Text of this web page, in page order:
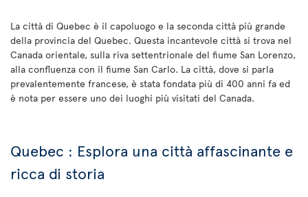
La città di Quebec è il capoluogo e la seconda città più grande
della provincia del Quebec. Questa incantevole città si trova nel
Canada orientale, sulla riva settentrionale del fiume San Lorenzo,
alla confluenza con il fiume San Carlo. La città, dove si parla
prevalentemente francese, è stata fondata più di 400 anni fa ed
è nota per essere uno dei luoghi più visitati del Canada.
Quebec : Esplora una città affascinante e
ricca di storia